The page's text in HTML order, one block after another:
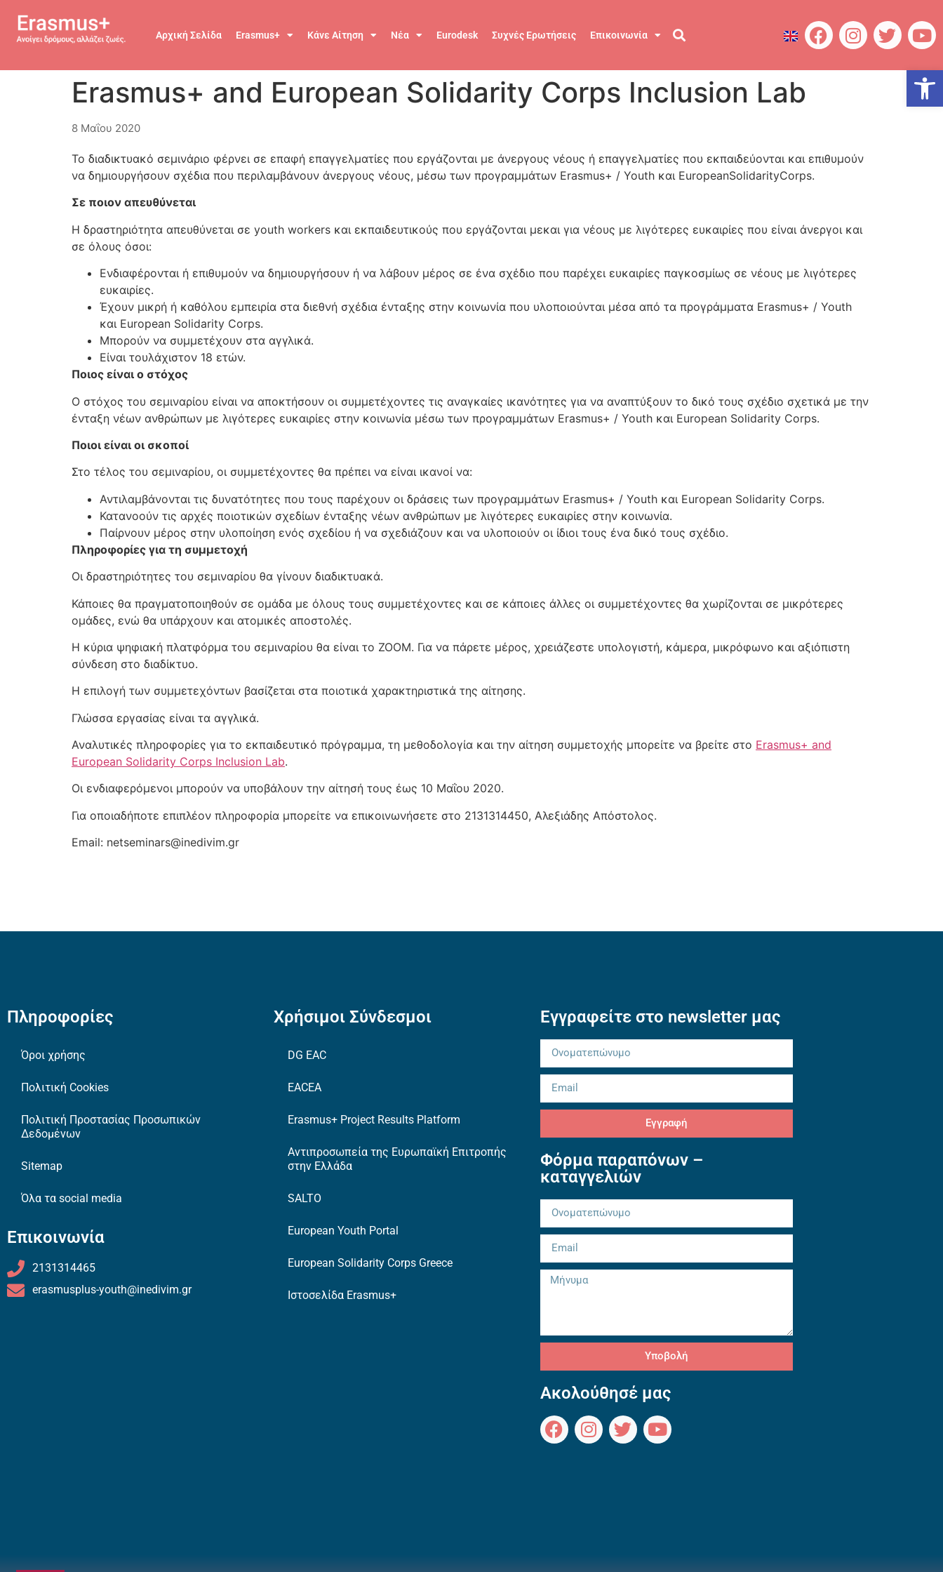
Αρχική Σελίδα Erasmus+ Κάνε Αίτηση Νέα Eurodesk Συχνές Ερωτήσεις Επικοινωνία
Erasmus+ and European Solidarity Corps Inclusion Lab
8 Μαΐου 2020
Το διαδικτυακό σεμινάριο φέρνει σε επαφή επαγγελματίες που εργάζονται με άνεργους νέους ή επαγγελματίες που εκπαιδεύονται και επιθυμούν
να δημιουργήσουν σχέδια που περιλαμβάνουν άνεργους νέους, μέσω των προγραμμάτων Erasmus+ / Youth και EuropeanSolidarityCorps.
Σε ποιον απευθύνεται
Η δραστηριότητα απευθύνεται σε youth workers και εκπαιδευτικούς που εργάζονται μεκαι για νέους με λιγότερες ευκαιρίες που είναι άνεργοι και
σε όλους όσοι:
Ενδιαφέρονται ή επιθυμούν να δημιουργήσουν ή να λάβουν μέρος σε ένα σχέδιο που παρέχει ευκαιρίες παγκοσμίως σε νέους με λιγότερες
ευκαιρίες.
Έχουν μικρή ή καθόλου εμπειρία στα διεθνή σχέδια ένταξης στην κοινωνία που υλοποιούνται μέσα από τα προγράμματα Erasmus+ / Youth
και European Solidarity Corps.
Μπορούν να συμμετέχουν στα αγγλικά.
Είναι τουλάχιστον 18 ετών.
Ποιος είναι ο στόχος
Ο στόχος του σεμιναρίου είναι να αποκτήσουν οι συμμετέχοντες τις αναγκαίες ικανότητες για να αναπτύξουν το δικό τους σχέδιο σχετικά με την
ένταξη νέων ανθρώπων με λιγότερες ευκαιρίες στην κοινωνία μέσω των προγραμμάτων Erasmus+ / Youth και European Solidarity Corps.
Ποιοι είναι οι σκοποί
Στο τέλος του σεμιναρίου, οι συμμετέχοντες θα πρέπει να είναι ικανοί να:
Αντιλαμβάνονται τις δυνατότητες που τους παρέχουν οι δράσεις των προγραμμάτων Erasmus+ / Youth και European Solidarity Corps.
Κατανοούν τις αρχές ποιοτικών σχεδίων ένταξης νέων ανθρώπων με λιγότερες ευκαιρίες στην κοινωνία.
Παίρνουν μέρος στην υλοποίηση ενός σχεδίου ή να σχεδιάζουν και να υλοποιούν οι ίδιοι τους ένα δικό τους σχέδιο.
Πληροφορίες για τη συμμετοχή
Οι δραστηριότητες του σεμιναρίου θα γίνουν διαδικτυακά.
Κάποιες θα πραγματοποιηθούν σε ομάδα με όλους τους συμμετέχοντες και σε κάποιες άλλες οι συμμετέχοντες θα χωρίζονται σε μικρότερες
ομάδες, ενώ θα υπάρχουν και ατομικές αποστολές.
Η κύρια ψηφιακή πλατφόρμα του σεμιναρίου θα είναι το ZOOM. Για να πάρετε μέρος, χρειάζεστε υπολογιστή, κάμερα, μικρόφωνο και αξιόπιστη
σύνδεση στο διαδίκτυο.
Η επιλογή των συμμετεχόντων βασίζεται στα ποιοτικά χαρακτηριστικά της αίτησης.
Γλώσσα εργασίας είναι τα αγγλικά.
Αναλυτικές πληροφορίες για το εκπαιδευτικό πρόγραμμα, τη μεθοδολογία και την αίτηση συμμετοχής μπορείτε να βρείτε στο Erasmus+ and
European Solidarity Corps Inclusion Lab.
Οι ενδιαφερόμενοι μπορούν να υποβάλουν την αίτησή τους έως 10 Μαΐου 2020.
Για οποιαδήποτε επιπλέον πληροφορία μπορείτε να επικοινωνήσετε στο 2131314450, Αλεξιάδης Απόστολος.
Email: netseminars@inedivim.gr
Πληροφορίες
Όροι χρήσης
Πολιτική Cookies
Πολιτική Προστασίας Προσωπικών
Δεδομένων
Sitemap
Όλα τα social media
Επικοινωνία
2131314465
erasmusplus-youth@inedivim.gr
Χρήσιμοι Σύνδεσμοι
DG EAC
EACEA
Erasmus+ Project Results Platform
Αντιπροσωπεία της Ευρωπαϊκή Επιτροπής
στην Ελλάδα
SALTO
European Youth Portal
European Solidarity Corps Greece
Ιστοσελίδα Erasmus+
Εγγραφείτε στο newsletter μας
Εγγραφή
Φόρμα παραπόνων –
καταγγελιών
Υποβολή
Ακολούθησέ μας